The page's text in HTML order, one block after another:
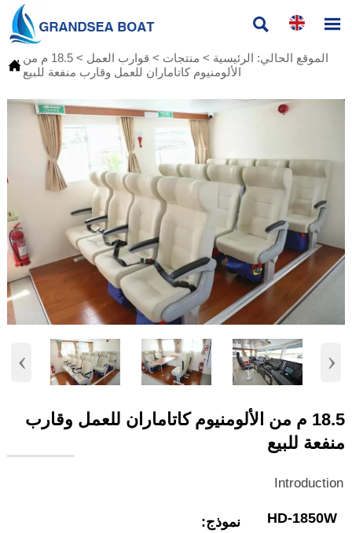
 
 الموقع الحالي: الرئيسية > منتجات > قوارب العمل >
18.5 م من
الألومنيوم كاتاماران للعمل وقارب منفعة للبيع
‹ ›
18.5 م من الألومنيوم كاتاماران للعمل وقارب
منفعة للبيع
Introduction
نموذج: HD-1850W